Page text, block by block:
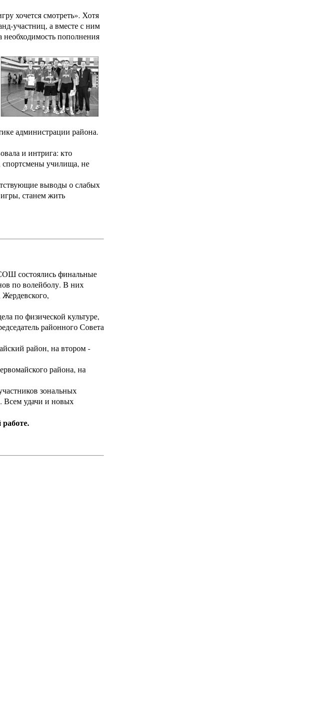
хочется смотреть». Хотя
участниц, а вместе с ним
пополнения
администрации района.
и интрига: кто
спортсмены училища, не
выводы о слабых
станем жить
состоялись финальные
по волейболу. В них
по физической культуре,
районного Совета
район, на втором -
района, на
зональных
Всем удачи и новых